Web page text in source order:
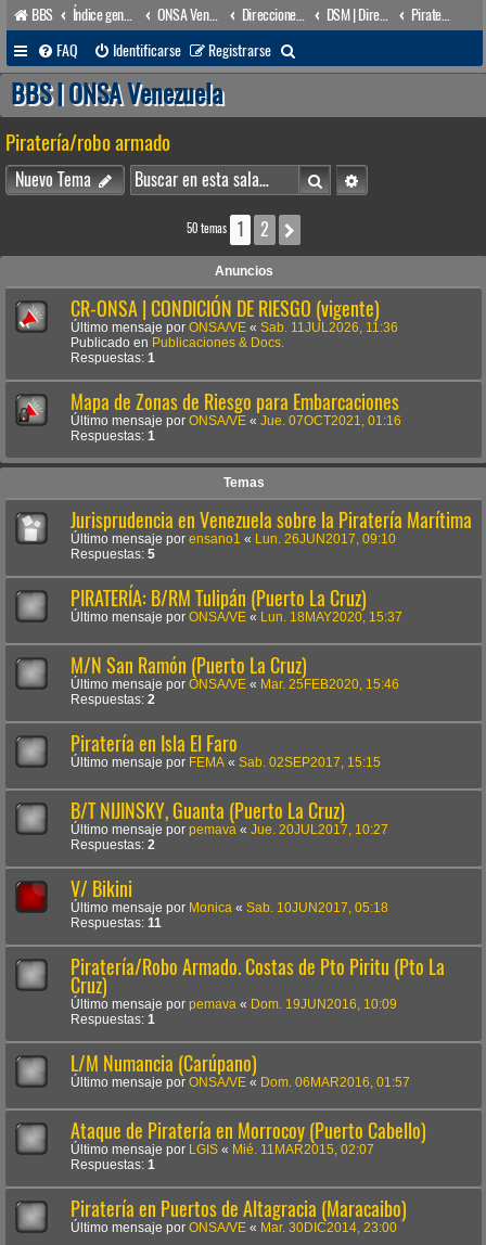
BBS Índice general ONSA Venezuela (acceso público) Direcciones Administrativas DSM | Dirección de Seguridad Marítima
Piratería/robo armado
FAQ
Identificarse Registrarse
u
a
r
BBS | ONSA Venezuela
Piratería/robo armado
Nuevo Tema BuscarBúsqueda avanzada
50 temas 1 2
Anuncios
CR-ONSA | CONDICIÓN DE RIESGO (vigente)
Último mensaje por ONSA/VE « Sab. 11JUL2026, 11:36
Publicado en Publicaciones & Docs.
Respuestas: 1
Mapa de Zonas de Riesgo para Embarcaciones
Último mensaje por ONSA/VE « Jue. 07OCT2021, 01:16
Respuestas: 1
Temas
Jurisprudencia en Venezuela sobre la Piratería Marítima
Último mensaje por ensano1 «
Lun. 26JUN2017, 09:10
Respuestas: 5
PIRATERÍA: B/RM Tulipán (Puerto La Cruz)
Último mensaje por ONSA/VE « Lun. 18MAY2020, 15:37
M/N San Ramón (Puerto La Cruz)
Último mensaje por ONSA/VE « Mar. 25FEB2020, 15:46
Respuestas: 2
Piratería en Isla El Faro
Último mensaje por FEMA « Sab. 02SEP2017, 15:15
B/T NIJINSKY, Guanta (Puerto La Cruz)
Último mensaje por pemava « Jue. 20JUL2017, 10:27
Respuestas: 2
V/ Bikini
Último mensaje por Monica « Sab. 10JUN2017, 05:18
Respuestas: 11
Piratería/Robo Armado. Costas de Pto Piritu (Pto La
Cruz)
Último mensaje por pemava « Dom. 19JUN2016, 10:09
Respuestas: 1
L/M Numancia (Carúpano)
Último mensaje por ONSA/VE « Dom. 06MAR2016, 01:57
Ataque de Piratería en Morrocoy (Puerto Cabello)
Último mensaje por LGIS « Mié. 11MAR2015, 02:07
Respuestas: 1
Piratería en Puertos de Altagracia (Maracaibo)
Último mensaje por ONSA/VE « Mar. 30DIC2014, 23:00